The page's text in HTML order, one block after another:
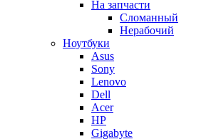
На запчасти
Сломанный
Нерабочий
Ноутбуки
Asus
Sony
Lenovo
Dell
Acer
HP
Gigabyte